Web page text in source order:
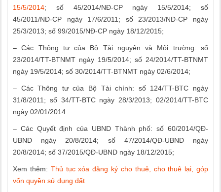
15/5/2014; số 45/2014/NĐ-CP ngày 15/5/2014; số
45/2011/NĐ-CP ngày 17/6/2011; số 23/2013/NĐ-CP ngày
25/3/2013; số 99/2015/NĐ-CP ngày 18/12/2015;
– Các Thông tư của Bộ Tài nguyên và Môi trường: số
23/2014/TT-BTNMT ngày 19/5/2014; số 24/2014/TT-BTNMT
ngày 19/5/2014; số 30/2014/TT-BTNMT ngày 02/6/2014;
– Các Thông tư của Bộ Tài chính: số 124/TT-BTC ngày
31/8/2011; số 34/TT-BTC ngày 28/3/2013; 02/2014/TT-BTC
ngày 02/01/2014
– Các Quyết định của UBND Thành phố: số 60/2014/QĐ-
UBND ngày 20/8/2014; số 47/2014/QĐ-UBND ngày
20/8/2014; số 37/2015/QĐ-UBND ngày 18/12/2015;
Xem thêm: Thủ tục xóa đăng ký cho thuê, cho thuê lại, góp
vốn quyền sử dụng đất